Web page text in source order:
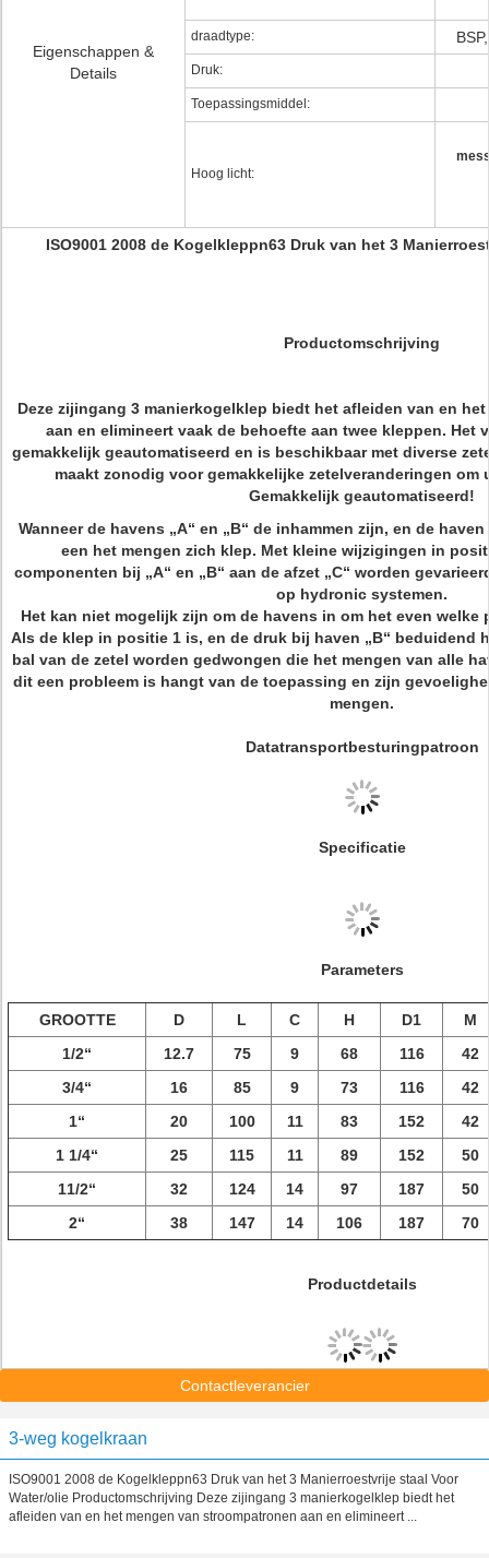
Eigenschappen &
Details
draadtype:
Druk:
Toepassingsmiddel:
Hoog licht:
ISO9001 2008 de Kogelkleppn63 Druk van het 3
Productomschrijving
Deze zijingang 3 manierkogelklep biedt het afleiden van en
aan en elimineert vaak de behoefte aan twee kleppen. Het
gemakkelijk geautomatiseerd en is beschikbaar met diverse
maakt zonodig voor gemakkelijke zetelveranderingen om
Gemakkelijk geautomatiseerd!
Wanneer de havens „A“ en „B“ de inhammen zijn, en de
een het mengen zich klep. Met kleine wijzigingen in
componenten bij „A“ en „B“ aan de afzet „C“ worden
op hydronic systemen.
Het kan niet mogelijk zijn om de havens in om het even welke
Als de klep in positie 1 is, en de druk bij haven „B“ beduidend
bal van de zetel worden gedwongen die het mengen van alle
dit een probleem is hangt van de toepassing en zijn
mengen.
Datatransportbesturingpatroon
Specificatie
Parameters
GROOTTE D L C H D1
M
1/2“
12.7 75 9 68 116
42
3/4“
16 85 9 73 116
42
1“
20 100 11 83 152
42
1 1/4“
25 115 11 89 152
50
11/2“
32 124 14 97 187
50
2“
38 147 14 106 187 70
Productdetails
Contactleverancier
3-weg kogelkraan
ISO9001 2008 de Kogelkleppn63 Druk van het 3 Manierroestvrije staal Voor
Water/olie Productomschrijving Deze zijingang 3 manierkogelklep biedt het
afleiden van en het mengen van stroompatronen aan en elimineert ...